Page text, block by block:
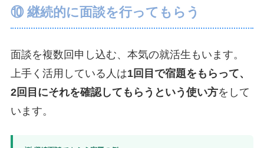
⑩ 継続的に面談を行ってもらう
面談を複数回申し込む、本気の就活生もいます。
上手く活用している人は1回目で宿題をもらって、
2回目にそれを確認してもらうという使い方をして
います。